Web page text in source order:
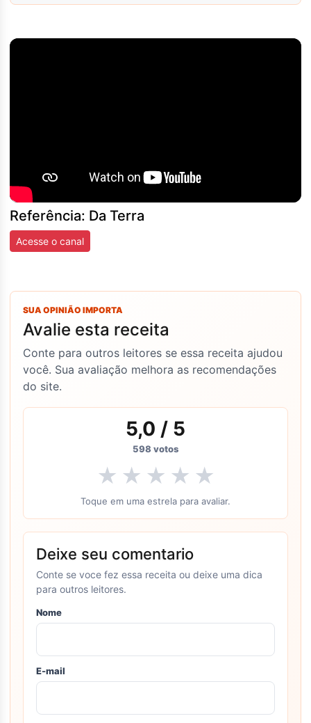
Referência: Da Terra
Acesse o canal
SUA OPINIÃO IMPORTA
Avalie esta receita
Conte para outros leitores se essa receita ajudou
você. Sua avaliação melhora as recomendações
do site.
5,0 / 5
598votos
★ ★ ★ ★ ★
Toque em uma estrela para avaliar.
Deixe seu comentario
Conte se voce fez essa receita ou deixe uma dica
para outros leitores.
Nome
E-mail